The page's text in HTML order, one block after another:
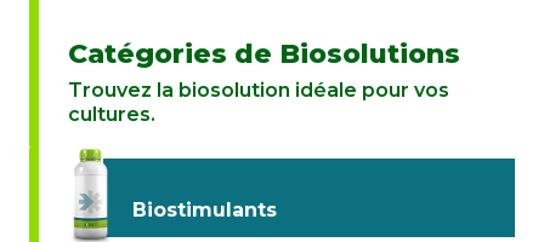
Catégories de Biosolutions
Trouvez la biosolution idéale pour vos
cultures.
Biostimulants